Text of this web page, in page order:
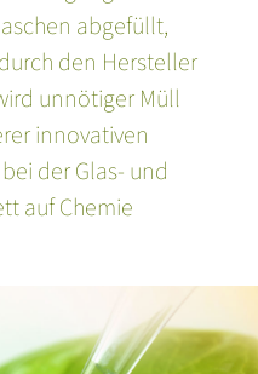
abgefüllt,
den Hersteller
unnötiger Müll
innovativen
der Glas- und
auf Chemie